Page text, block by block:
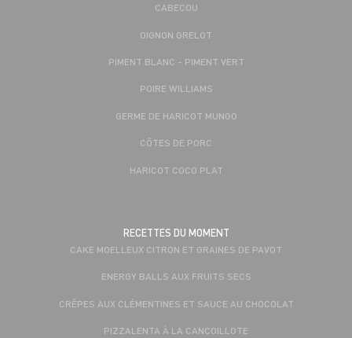
CABECOU
OIGNON GRELOT
PIMENT BLANC - PIMENT VERT
POIRE WILLIAMS
GERME DE HARICOT MUNGO
CÔTES DE PORC
HARICOT COCO PLAT
RECETTES DU MOMENT
CAKE MOELLEUX CITRON ET GRAINES DE PAVOT
ENERGY BALLS AUX FRUITS SECS
CRÊPES AUX CLÉMENTINES ET SAUCE AU CHOCOLAT
PIZZALENTA À LA CANCOILLOTE